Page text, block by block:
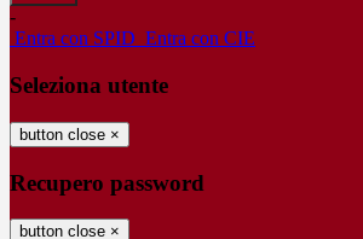
-
Entra con SPID Entra con CIE
Seleziona utente
button close ×
Recupero password
button close ×